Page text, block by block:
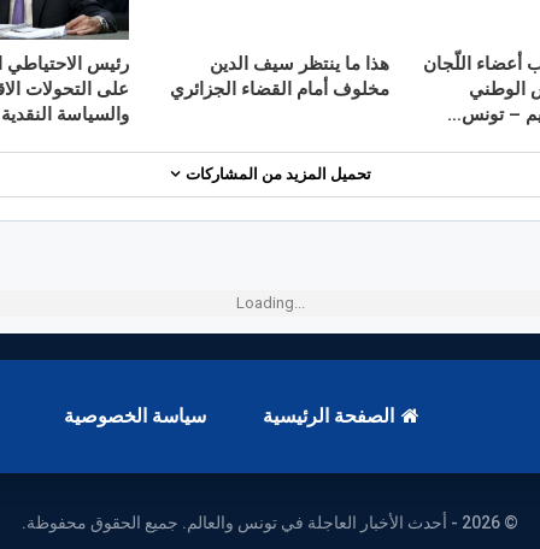
أعضاء اللّجان
الوطني
– تونس…
هذا ما ينتظر سيف الدين
مخلوف أمام القضاء الجزائري
رئيس الاحتياطي
على التحولات
والسياسة
تحميل المزيد من المشاركات
Loading...
الصفحة الرئيسية سياسة الخصوصية
© 2026 - أحدث الأخبار العاجلة في تونس والعالم. جميع الحقوق محفوظة.